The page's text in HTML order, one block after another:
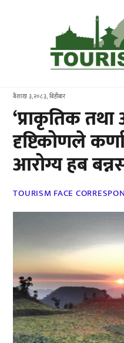
बैशाख ३,२०८३, बिहीबार
‘प्राकृतिक
दृष्टिकोणले
आरोग्य हब
TOURISM FACE